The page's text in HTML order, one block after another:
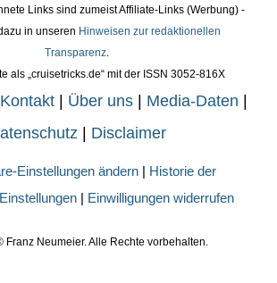
Links sind zumeist Affiliate-Links (Werbung) -
in unseren Hinweisen zur redaktionellen
Transparenz
als „cruisetricks.de“ mit der ISSN 3052-816X
Kontakt| Über uns| Media-Daten |
| Disclaimer
Einstellungen ändern| Historie der
| Einwilligungen widerrufen
Franz Neumeier. Alle Rechte vorbehalten.